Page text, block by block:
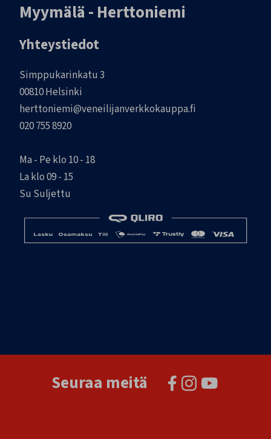
Myymälä - Herttoniemi
Yhteystiedot
Simppukarinkatu 3
00810 Helsinki
herttoniemi@veneilijanverkkokauppa.fi
020 755 8920
Ma - Pe klo 10 - 18
La klo 09 - 15
Su Suljettu
Seuraa meitä